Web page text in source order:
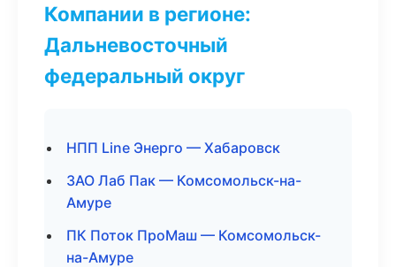
Компании в регионе:
Дальневосточный
федеральный округ
НПП Line Энерго — Хабаровск
ЗАО Лаб Пак — Комсомольск-на-
Амуре
ПК Поток ПроМаш — Комсомольск-
на-Амуре